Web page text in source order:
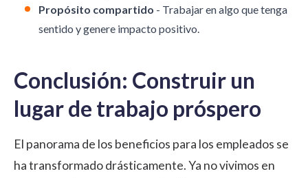
Propósito compartido - Trabajar en algo que tenga
sentido y genere impacto positivo.
Conclusión: Construir un
lugar de trabajo próspero
El panorama de los beneficios para los empleados se
ha transformado drásticamente. Ya no vivimos en